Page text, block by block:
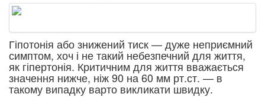
Гіпотонія або знижений тиск — дуже неприємний
симптом, хоч і не такий небезпечний для життя,
як гіпертонія. Критичним для життя вважається
значення нижче, ніж 90 на 60 мм рт.ст. — в
такому випадку варто викликати швидку.